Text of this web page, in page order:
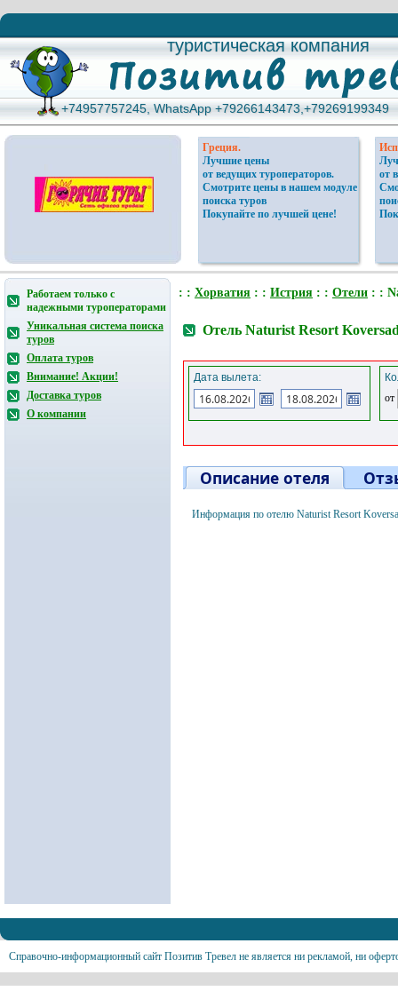
туристическая компания
туристическая компания
+74957757245, WhatsApp +79266143473,+79269199349
+74957757245, WhatsApp +79266143473,+79269199349
Греция.
Лучшие цены
от ведущих туроператоров.
Смотрите цены в нашем модуле
поиска туров
Покупайте по лучшей цене!
от
Работаем только с
надежными туроператорами
Уникальная система поиска
туров
Оплата туров
Внимание! Акции!
Доставка туров
О компании
: : Хорватия : : Истрия : : Отели : :
Отель Naturist Resort
Дата вылета:
от
Описание отеля
Информация по отелю Naturist Resort
Справочно-информационный сайт Позитив Тревел не является ни рекламой, ни